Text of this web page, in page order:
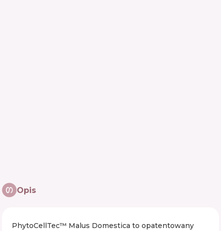
Opis
PhytoCellTec™ Malus Domestica to opatentowany